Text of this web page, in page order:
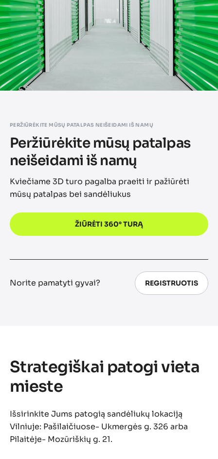
PERŽIŪRĖKITE MŪSŲ PATALPAS NEIŠEIDAMI IŠ NAMŲ
Peržiūrėkite mūsų patalpas
neišeidami iš namų
Kviečiame 3D turo pagalba praeiti ir pažiūrėti
mūsų patalpas bei sandėliukus
ŽIŪRĖTI 360° TURĄ
Norite pamatyti gyvai? REGISTRUOTIS
Strategiškai patogi vieta
mieste
Išsirinkite Jums patogią sandėliukų lokaciją
Vilniuje: Pašilaičiuose- Ukmergės g. 326 arba
Pilaitėje- Mozūriškių g. 21.